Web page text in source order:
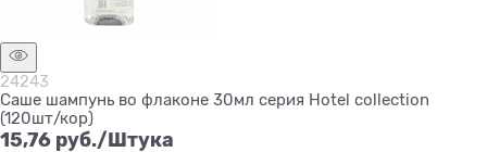
24243
Саше шампунь во флаконе 30мл серия Hotel collection
(120шт/кор)
15,76 руб./Штука